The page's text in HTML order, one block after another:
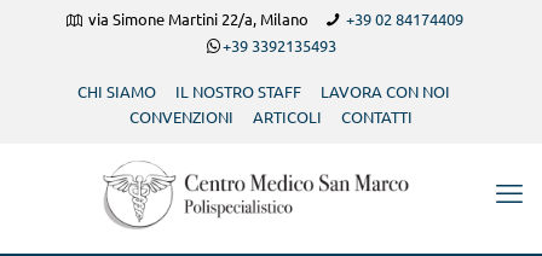
via Simone Martini 22/a, Milano
+39 02 84174409
+39 3392135493
CHI SIAMO IL NOSTRO STAFF
LAVORA CON NOI
CONVENZIONI
ARTICOLI CONTATTI